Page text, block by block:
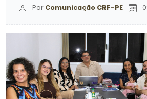
Por Comunicação CRF-PE